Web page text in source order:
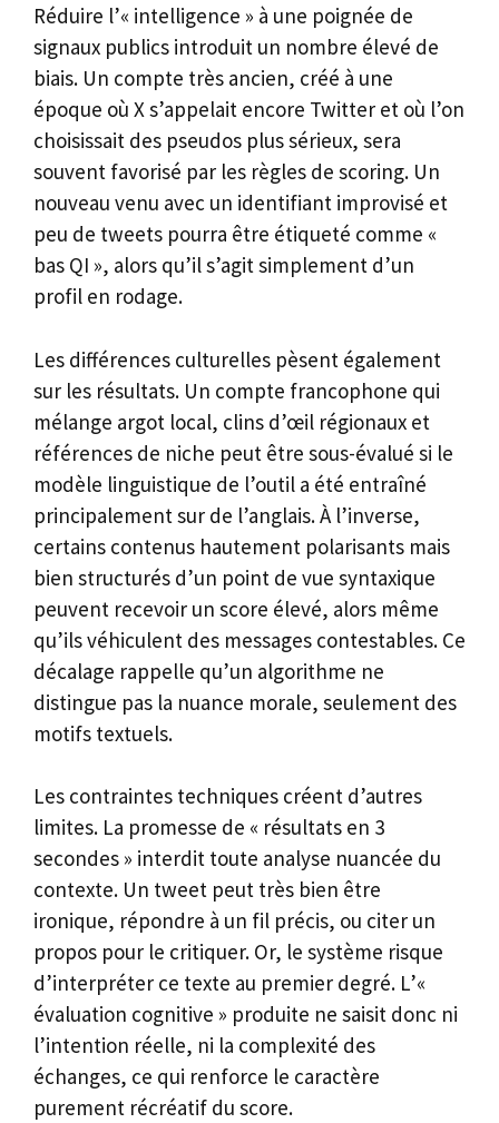
Réduire l’« intelligence » à une poignée de
signaux publics introduit un nombre élevé de
biais. Un compte très ancien, créé à une
époque où X s’appelait encore Twitter et où l’on
choisissait des pseudos plus sérieux, sera
souvent favorisé par les règles de scoring. Un
nouveau venu avec un identifiant improvisé et
peu de tweets pourra être étiqueté comme «
bas QI », alors qu’il s’agit simplement d’un
profil en rodage.
Les différences culturelles pèsent également
sur les résultats. Un compte francophone qui
mélange argot local, clins d’œil régionaux et
références de niche peut être sous-évalué si le
modèle linguistique de l’outil a été entraîné
principalement sur de l’anglais. À l’inverse,
certains contenus hautement polarisants mais
bien structurés d’un point de vue syntaxique
peuvent recevoir un score élevé, alors même
qu’ils véhiculent des messages contestables. Ce
décalage rappelle qu’un algorithme ne
distingue pas la nuance morale, seulement des
motifs textuels.
Les contraintes techniques créent d’autres
limites. La promesse de « résultats en 3
secondes » interdit toute analyse nuancée du
contexte. Un tweet peut très bien être
ironique, répondre à un fil précis, ou citer un
propos pour le critiquer. Or, le système risque
d’interpréter ce texte au premier degré. L’«
évaluation cognitive » produite ne saisit donc ni
l’intention réelle, ni la complexité des
échanges, ce qui renforce le caractère
purement récréatif du score.